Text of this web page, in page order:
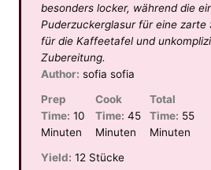
besonders locker, während die
Puderzuckerglasur für eine zarte
für die Kaffeetafel und
Zubereitung.
Author: sofia sofia
Prep
Time: 10
Minuten
Cook
Time: 45
Minuten
Total
Time: 55
Minuten
Yield: 12 Stücke